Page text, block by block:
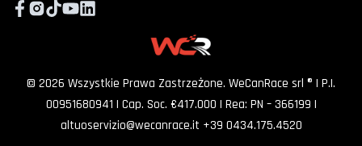
© 2026 Wszystkie Prawa Zastrzeżone. WeCanRace srl ® | P.I.
00951680941 | Cap. Soc. €417.000 | Rea: PN – 366199 |
altuoservizio@wecanrace.it +39 0434.175.4520